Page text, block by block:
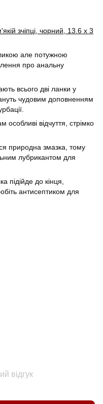
зчіпці, чорний, 13.6 х 3
але потужною
про анальну
всього дві ланки у
чудовим доповненням
особливі відчуття, стрімко
природна змазка, тому
лубрикантом для
підійде до кінця,
антисептиком для
відгук